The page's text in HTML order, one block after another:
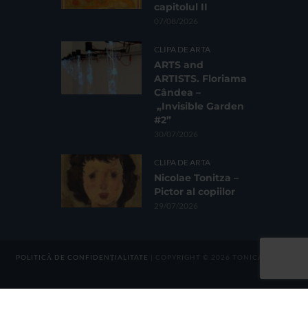
capitolul II
07/08/2026
CLIPA DE ARTA
ARTS and
ARTISTS. Floriama
Cândea –
„Invisible Garden
#2”
30/07/2026
CLIPA DE ARTA
Nicolae Tonitza –
Pictor al copiilor
29/07/2026
POLITICĂ DE CONFIDENȚIALITATE | COPYRIGHT © 2026 TONICA GROUP